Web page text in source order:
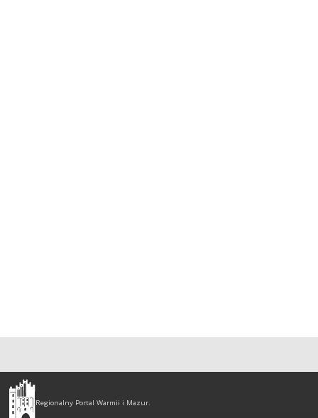
Olsztyn
-
Regionalny Portal Warmii i Mazur.